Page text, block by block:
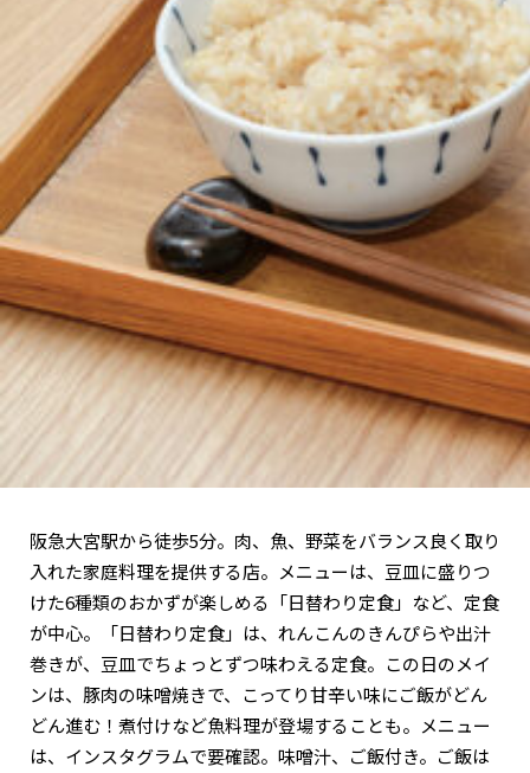
CULTURE
関西で開催。
おすすめの展覧会
おすすめの映画
誠光社で選びました。
おすすめの本
紹介します。
阪急大宮駅から徒歩5分。肉、魚、野菜をバランス良く取り
入れた家庭料理を提供する店。メニューは、豆皿に盛りつ
けた6種類のおかずが楽しめる「日替わり定食」など、定食
が中心。「日替わり定食」は、れんこんのきんぴらや出汁
巻きが、豆皿でちょっとずつ味わえる定食。この日のメイ
ンは、豚肉の味噌焼きで、こってり甘辛い味にご飯がどん
どん進む！煮付けなど魚料理が登場することも。メニュー
は、インスタグラムで要確認。味噌汁、ご飯付き。ご飯は